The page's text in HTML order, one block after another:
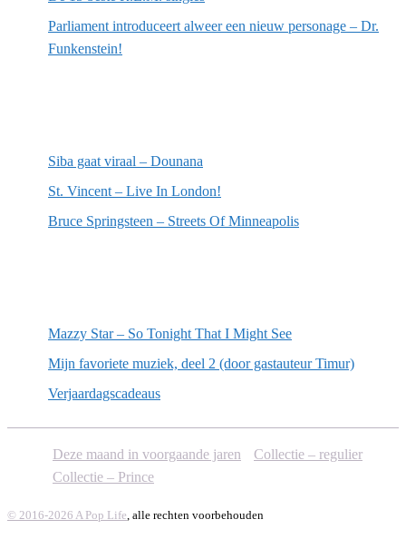
Parliament introduceert alweer een nieuw personage – Dr.
Funkenstein!
Siba gaat viraal – Dounana
St. Vincent – Live In London!
Bruce Springsteen – Streets Of Minneapolis
Mazzy Star – So Tonight That I Might See
Mijn favoriete muziek, deel 2 (door gastauteur Timur)
Verjaardagscadeaus
Deze maand in voorgaande jaren
Collectie – regulier
Collectie – Prince
© 2016-2026 A Pop Life , alle rechten voorbehouden